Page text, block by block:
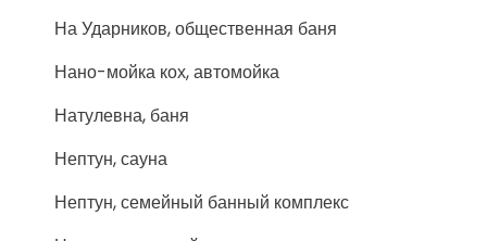
На Ударников, общественная баня
Нано-мойка кох, автомойка
Натулевна, баня
Нептун, сауна
Нептун, семейный банный комплекс